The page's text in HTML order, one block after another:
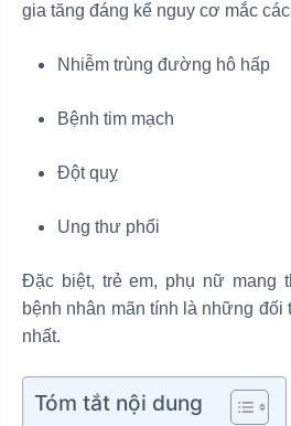
gia tăng đáng kể nguy cơ mắc
Nhiễm trùng đường hô hấp
Bệnh tim mạch
Đột quỵ
Ung thư phổi
Đặc biệt, trẻ em, phụ nữ mang
bệnh nhân mãn tính là những
nhất.
Tóm tắt nội dung